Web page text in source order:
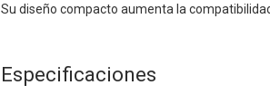
Su diseño compacto aumenta la
Especificaciones